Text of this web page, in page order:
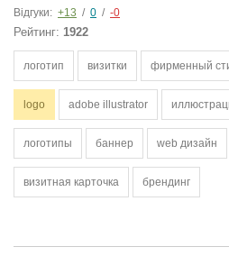
Відгуки: +13 / 0 / -0
Рейтинг: 1922
логотип визитки фирменный
logo adobe illustrator
логотипы баннер web дизайн
визитная карточка брендинг